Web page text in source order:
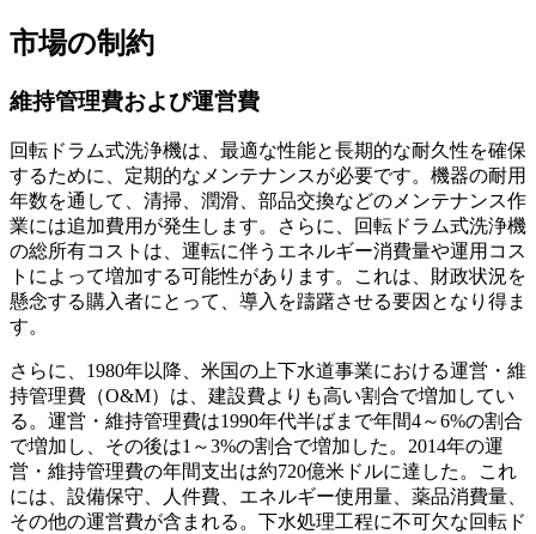
市場の制約
維持管理費および運営費
回転ドラム式洗浄機は、最適な性能と長期的な耐久性を確保
するために、定期的なメンテナンスが必要です。機器の耐用
年数を通して、清掃、潤滑、部品交換などのメンテナンス作
業には追加費用が発生します。さらに、回転ドラム式洗浄機
の総所有コストは、運転に伴うエネルギー消費量や運用コス
トによって増加する可能性があります。これは、財政状況を
懸念する購入者にとって、導入を躊躇させる要因となり得ま
す。
さらに、1980年以降、米国の上下水道事業における運営・維
持管理費（O&M）は、建設費よりも高い割合で増加してい
る。運営・維持管理費は1990年代半ばまで年間4～6%の割合
で増加し、その後は1～3%の割合で増加した。2014年の運
営・維持管理費の年間支出は約720億米ドルに達した。これ
には、設備保守、人件費、エネルギー使用量、薬品消費量、
その他の運営費が含まれる。下水処理工程に不可欠な回転ド